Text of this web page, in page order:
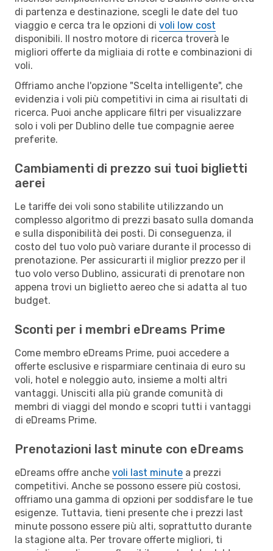
di partenza e destinazione, scegli le date del tuo
viaggio e cerca tra le opzioni di voli low cost
disponibili. Il nostro motore di ricerca troverà le
migliori offerte da migliaia di rotte e combinazioni di
voli.
Offriamo anche l'opzione "Scelta intelligente", che
evidenzia i voli più competitivi in cima ai risultati di
ricerca. Puoi anche applicare filtri per visualizzare
solo i voli per Dublino delle tue compagnie aeree
preferite.
Cambiamenti di prezzo sui tuoi biglietti
aerei
Le tariffe dei voli sono stabilite utilizzando un
complesso algoritmo di prezzi basato sulla domanda
e sulla disponibilità dei posti. Di conseguenza, il
costo del tuo volo può variare durante il processo di
prenotazione. Per assicurarti il miglior prezzo per il
tuo volo verso Dublino, assicurati di prenotare non
appena trovi un biglietto aereo che si adatta al tuo
budget.
Sconti per i membri eDreams Prime
Come membro eDreams Prime, puoi accedere a
offerte esclusive e risparmiare centinaia di euro su
voli, hotel e noleggio auto, insieme a molti altri
vantaggi. Unisciti alla più grande comunità di
membri di viaggi del mondo e scopri tutti i vantaggi
di eDreams Prime.
Prenotazioni last minute con eDreams
eDreams offre anche voli last minute a prezzi
competitivi. Anche se possono essere più costosi,
offriamo una gamma di opzioni per soddisfare le tue
esigenze. Tuttavia, tieni presente che i prezzi last
minute possono essere più alti, soprattutto durante
la stagione alta. Per trovare offerte migliori, ti